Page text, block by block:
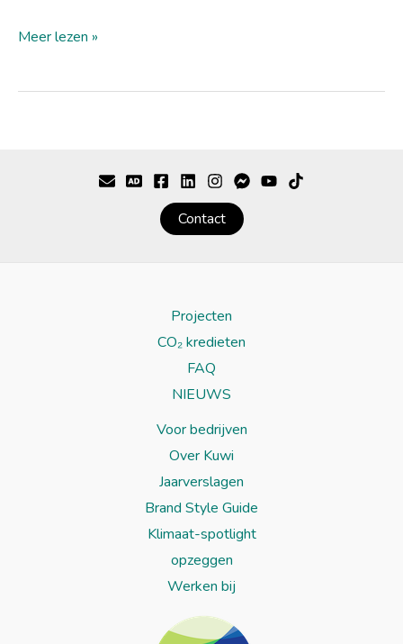
Meer lezen »
Contact
Projecten
CO₂ kredieten
FAQ
NIEUWS
Voor bedrijven
Over Kuwi
Jaarverslagen
Brand Style Guide
Klimaat-spotlight
opzeggen
Werken bij